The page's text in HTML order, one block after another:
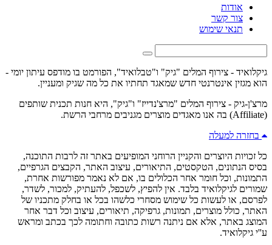
אודות
צור קשר
תנאי שימוש
גיקלואיד - צירוף המלים "גיק" ו"טבלואיד", הפורמט בו מודפס עיתון יומי -
הוא מגזין אינטרנטי חדש שמאגד תחתיו את כל מה שגיק ומעניין.
מרצ'ן-גיק - צירוף המלים "מרצ'נדייז" ו"גיק", היא חנות תכנית שותפים
(Affiliate) בה אנו מאגדים מוצרים מגניבים מרחבי הרשת.
בחזרה למעלה
כל זכויות היוצרים והקניין הרוחני המופיעים באתר זה לרבות התוכנה,
בסיס הנתונים, הטקסטים, התיאורים, עיצוב האתר, הקבצים הגרפיים,
התמונות, וכל חומר אחר הכלולים בו, אם לא נאמר מפורשות אחרת,
שמורים לגיקלואיד בלבד. אין להפיץ, לשכפל, להעתיק, למכור, לשדר,
לפרסם, או לעשות כל שימוש מסחרי כלשהו בכל או בחלק מתכניו של
האתר, כולל מוצרים, תמונות, גרפיקה, תיאורים, עיצוב וכל דבר אחר
המוצג באתר, אלא אם ניתנה רשות כתובה וחתומה לכך בכתב ומראש
ע''י גיקלואיד.